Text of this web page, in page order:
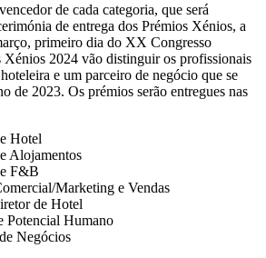
de cada categoria, que será
de entrega dos Prémios Xénios, a
primeiro dia do XX Congresso
2024 vão distinguir os profissionais
e um parceiro de negócio que se
de 2023. Os prémios serão entregues nas
Hotel
Alojamentos
F&B
Marketing e Vendas
de Hotel
Potencial Humano
Negócios